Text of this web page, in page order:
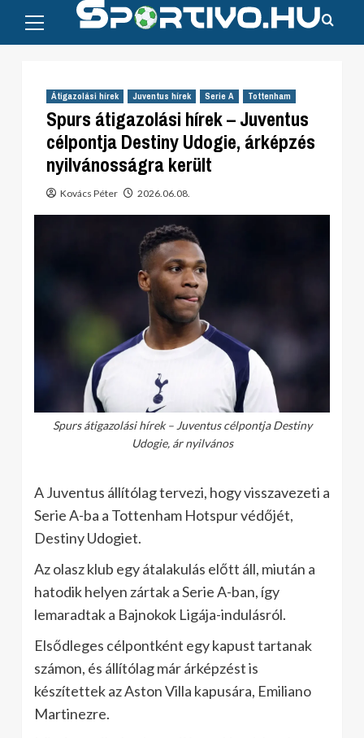
content
Menu
Átigazolási hírek Juventus hírek Serie A Tottenham
Spurs átigazolási hírek – Juventus
célpontja Destiny Udogie, árképzés
nyilvánosságra került
Kovács Péter 2026.06.08.
Spurs átigazolási hírek – Juventus célpontja Destiny
Udogie, ár nyilvános
A Juventus állítólag tervezi, hogy visszavezeti a
Serie A-ba a Tottenham Hotspur védőjét,
Destiny Udogiet.
Az olasz klub egy átalakulás előtt áll, miután a
hatodik helyen zártak a Serie A-ban, így
lemaradtak a Bajnokok Ligája-indulásról.
Elsődleges célpontként egy kapust tartanak
számon, és állítólag már árképzést is
készítettek az Aston Villa kapusára, Emiliano
Martinezre.